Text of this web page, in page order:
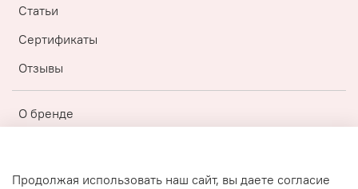
Статьи
Сертификаты
Отзывы
О бренде
Продолжая использовать наш сайт, вы даете согласие